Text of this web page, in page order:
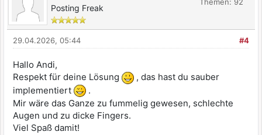
Posting Freak
Themen: 92
#4
29.04.2026, 05:44
Hallo Andi,
Respekt für deine Lösung
, das hast du sauber
implementiert
.
Mir wäre das Ganze zu fummelig gewesen, schlechte
Augen und zu dicke Fingers.
Viel Spaß damit!